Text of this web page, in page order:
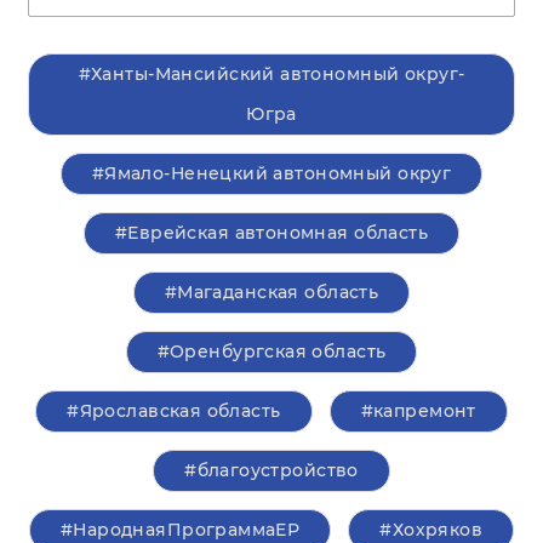
#Ханты-Мансийский автономный округ-
Югра
#Ямало-Ненецкий автономный округ
#Еврейская автономная область
#Магаданская область
#Оренбургская область
#Ярославская область #капремонт
#благоустройство
#НароднаяПрограммаЕР #Хохряков